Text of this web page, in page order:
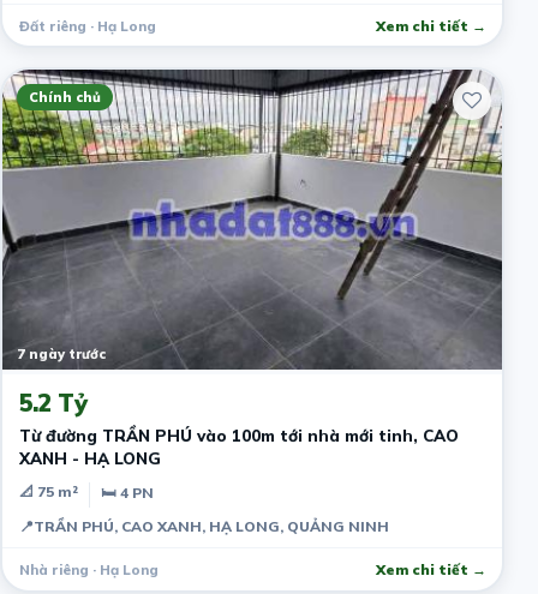
Đất riêng · Hạ Long Xem chi tiết →
Chính chủ
7 ngày trước
5.2 Tỷ
Từ đường TRẦN PHÚ vào 100m tới nhà mới tinh, CAO
XANH - HẠ LONG
📐 75 m²
🛏 4 PN
📍TRẦN PHÚ, CAO XANH, HẠ LONG, QUẢNG NINH
Nhà riêng · Hạ Long Xem chi tiết →